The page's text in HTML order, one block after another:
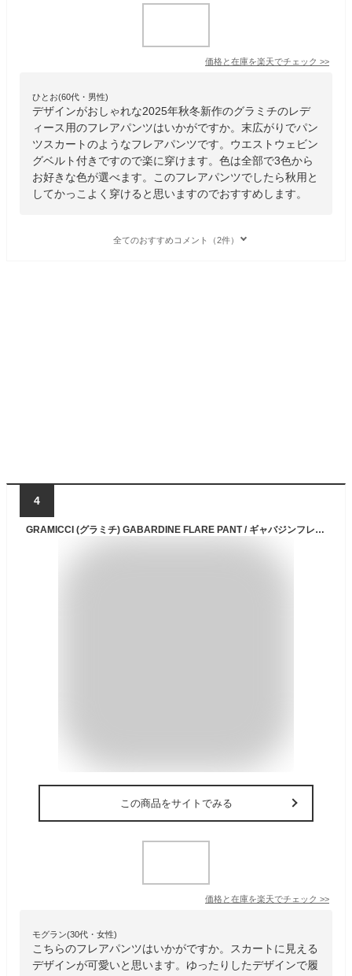
価格と在庫を楽天でチェック >>
ひとお(60代・男性)
デザインがおしゃれな2025年秋冬新作のグラミチのレデ
ィース用のフレアパンツはいかがですか。末広がりでパン
ツスカートのようなフレアパンツです。ウエストウェビン
グベルト付きですので楽に穿けます。色は全部で3色から
お好きな色が選べます。このフレアパンツでしたら秋用と
してかっこよく穿けると思いますのでおすすめします。
全てのおすすめコメント（2件）
4
GRAMICCI (グラミチ) GABARDINE FLARE PANT / ギャバジンフレアパンツ
この商品をサイトでみる
価格と在庫を楽天でチェック >>
モグラン(30代・女性)
こちらのフレアパンツはいかがですか。スカートに見える
デザインが可愛いと思います。ゆったりしたデザインで履